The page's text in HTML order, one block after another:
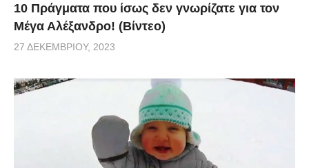
10 Πράγματα που ίσως δεν γνωρίζατε για τον
Μέγα Αλέξανδρο! (Βίντεο)
27 ΔΕΚΕΜΒΡΊΟΥ, 2023